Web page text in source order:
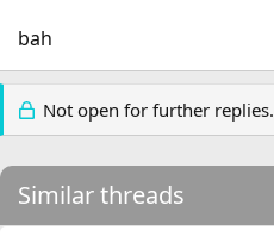
bah
Not open for further replies.
Similar threads